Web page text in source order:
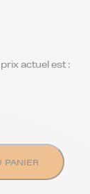
prix actuel est :
PANIER